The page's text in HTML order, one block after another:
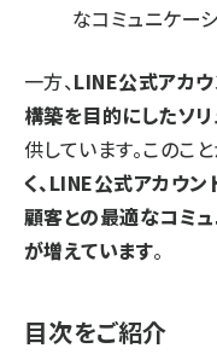
なコミュニケー
一方、LINE公式アカ
構築を目的にしたソリ
供しています。このこ
く、LINE公式アカウン
顧客との最適なコミ
が増えています。
目次をご紹介